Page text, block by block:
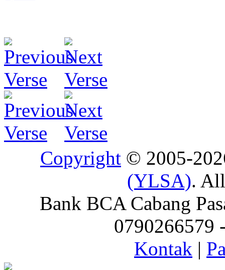
Copyright © 2005-
(YLSA).
Bank BCA Cabang
0790266579
Kontak |